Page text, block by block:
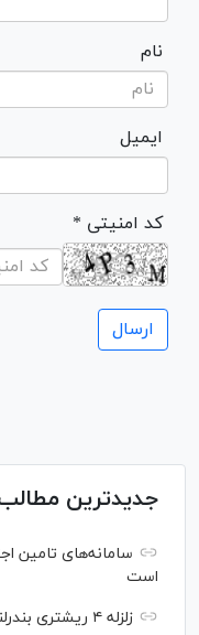
نام
ایمیل
* کد امنیتی
جدیدترین
سامانه‌های تامین
است
زلزله ۴ ریشتری بندرلنگه را لرزاند